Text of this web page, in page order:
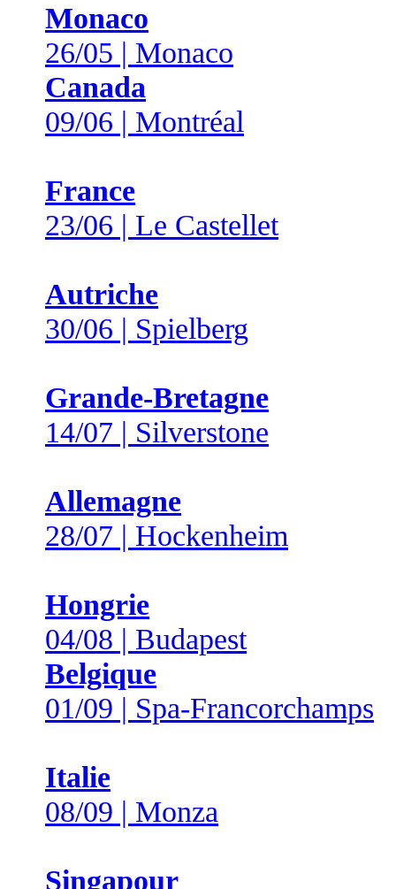
Monaco
26/05 | Monaco
Canada
09/06 | Montréal
France
23/06 | Le Castellet
Autriche
30/06 | Spielberg
Grande-Bretagne
14/07 | Silverstone
Allemagne
28/07 | Hockenheim
Hongrie
04/08 | Budapest
Belgique
01/09 | Spa-Francorchamps
Italie
08/09 | Monza
Singapour